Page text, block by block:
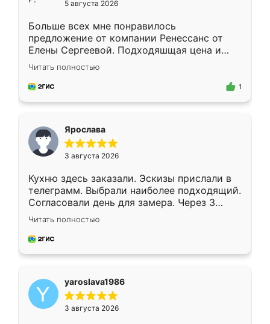
5 августа 2026
Больше всех мне понравилось
предложение от компании Ренессанс от
Елены Сергеевой. Подходяшщая цена и
короткие сроки изготовления. Приехавший
для замера сотрудник Владислав
предложил по моему эскизу самый
Читать полностью
1
Ярослава
3 августа 2026
Кухню здесь заказали. Эскизы прислали в
телеграмм. Выбрали наиболее подходящий.
Согласовали день для замера. Через 3
недели кухня была уже готова. Остались
довольны работой. Спасибо Ренессанс
мебель за качественную работу!
Читать полностью
yaroslava1986
3 августа 2026